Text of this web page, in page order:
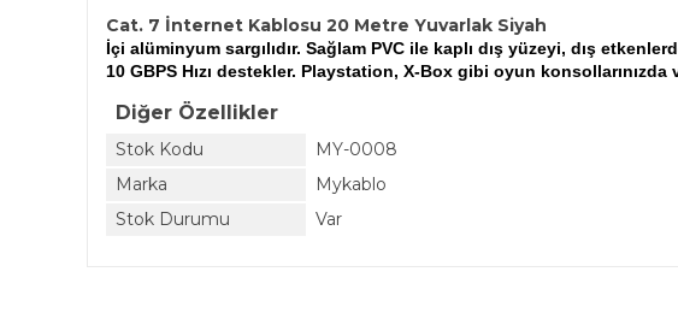
Cat. 7 İnternet Kablosu 20 Metre Yuvarlak Siyah
İçi alüminyum sargılıdır. Sağlam PVC ile kaplı dış yüzeyi, dış
10 GBPS Hızı destekler. Playstation, X-Box gibi oyun
Diğer Özellikler
Stok Kodu
MY-0008
Marka
Mykablo
Stok Durumu
Var